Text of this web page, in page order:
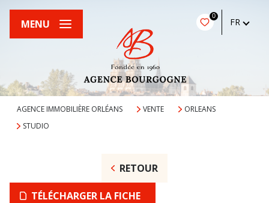
0
FR
MENU
AGENCE IMMOBILIÈRE ORLÉANS VENTE
ORLEANS
STUDIO
RETOUR
TÉLÉCHARGER LA FICHE